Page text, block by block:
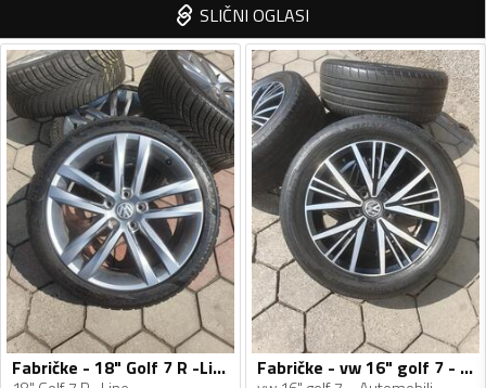
SLIČNI OGLASI
Fabričke - 18" Golf 7 R -Line - Aluminijum felne Fabričke - vw 16" golf 7 - Aluminijum felne